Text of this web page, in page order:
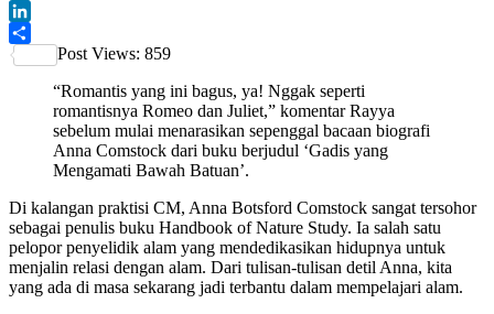
Evernote
LinkedIn
Share
Post Views: 859
“Romantis yang ini bagus, ya! Nggak seperti
romantisnya Romeo dan Juliet,” komentar Rayya
sebelum mulai menarasikan sepenggal bacaan biografi
Anna Comstock dari buku berjudul ‘Gadis yang
Mengamati Bawah Batuan’.
Di kalangan praktisi CM, Anna Botsford Comstock sangat tersohor
sebagai penulis buku Handbook of Nature Study. Ia salah satu
pelopor penyelidik alam yang mendedikasikan hidupnya untuk
menjalin relasi dengan alam. Dari tulisan-tulisan detil Anna, kita
yang ada di masa sekarang jadi terbantu dalam mempelajari alam.